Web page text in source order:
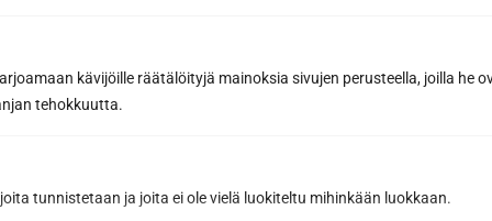
kävijöille räätälöityjä mainoksia sivujen perusteella, joilla he
tehokkuutta.
tunnistetaan ja joita ei ole vielä luokiteltu mihinkään luokkaan.